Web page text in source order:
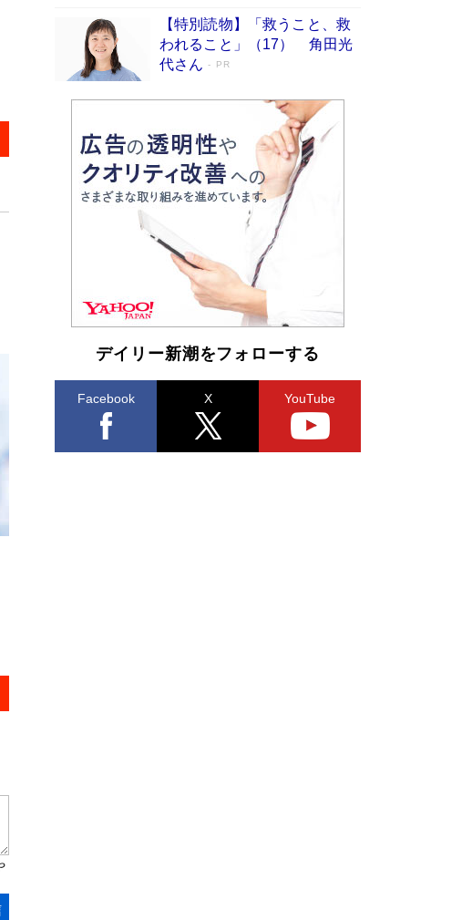
グに『容疑者Xの献身』『白夜行』など代表作が
並ぶ［文庫ベストセラー］
Book Bang
和田秀樹の70代、80代向け新書がベスト3を独
「『火垂るの墓』は、大嘘である」原作者が抱き
続けた“自責の念”とは…「自己憐憫は描きたくな
い」監督が徹底的にこだわったこと（後編） #
戦争の記憶
Book Bang
【特別読物】「救うこと、救
われること」（17） 角田光
代さん
PR
デイリー新潮をフォローする
Facebook X YouTube